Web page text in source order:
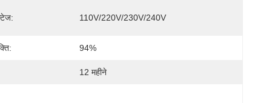
110V/220V/230V/240V
94%
12 महीने